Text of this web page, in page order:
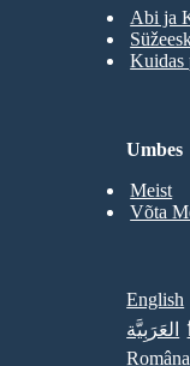
Abi ja
Kuidas
Umbes
Meist
Võta
English
العَرَبِيَّة
Româna